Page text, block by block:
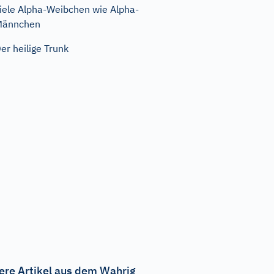
Alpha-Weibchen wie Alpha-
heilige Trunk
Artikel aus dem Wahrig